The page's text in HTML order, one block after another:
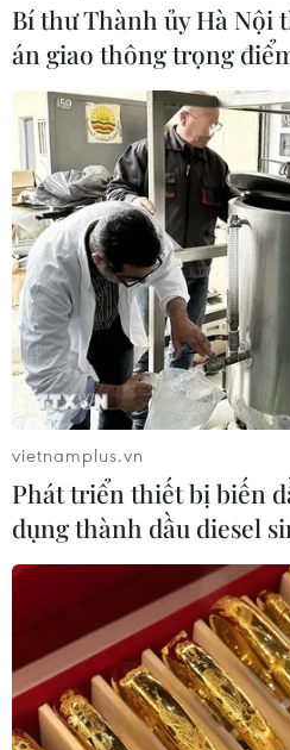
UNICEF: 1/3 trẻ em
lý 1 năm sau vụ nổ cảng
03/08/2021 13:33
Theo UNICEF, 1 năm sau vụ
Beirut, cuộc sống của trẻ em
các gia đình ở đó đang phải
sống sau hậu quả của vụ nổ.
Bí thư Thành ủy Hà Nội
án giao thông trọng
vietnamplus.vn
Phát triển thiết bị biến
dụng thành dầu diesel